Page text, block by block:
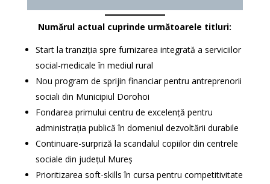
Numărul actual cuprinde următoarele titluri:
Start la tranziția spre furnizarea integrată a serviciilor
social-medicale în mediul rural
Nou program de sprijin financiar pentru antreprenorii
sociali din Municipiul Dorohoi
Fondarea primului centru de excelență pentru
administrația publică în domeniul dezvoltării durabile
Continuare-surpriză la scandalul copiilor din centrele
sociale din județul Mureș
Prioritizarea soft-skills în cursa pentru competitivitate